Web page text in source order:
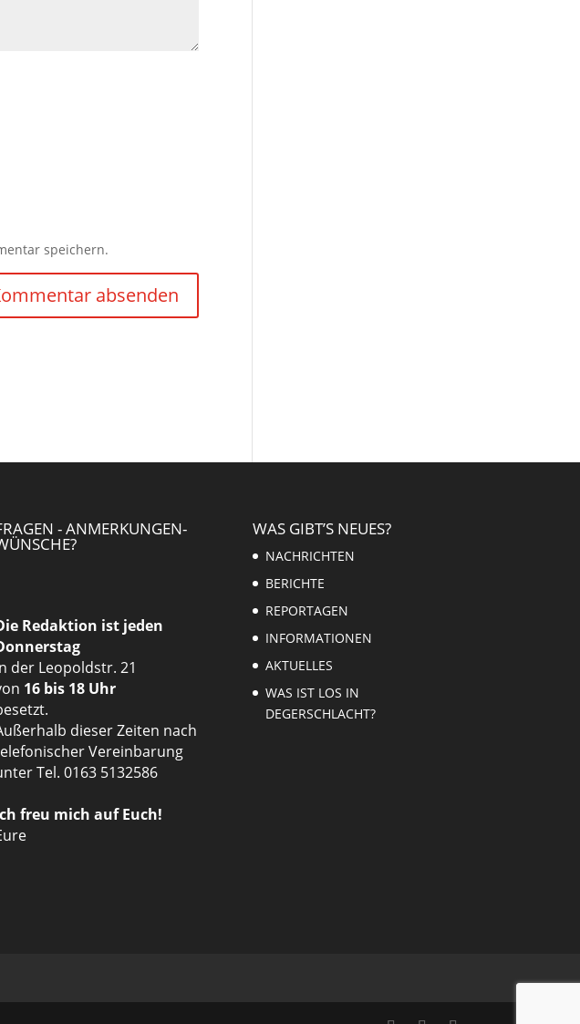
speichern.
- ANMERKUNGEN-
Redaktion ist jeden
der Leopoldstr. 21
16 bis 18 Uhr
dieser Zeiten nach
Vereinbarung
Tel. 0163 5132586
freu mich auf Euch!
WAS GIBT’S NEUES?
NACHRICHTEN
BERICHTE
REPORTAGEN
INFORMATIONEN
AKTUELLES
WAS IST LOS IN
DEGERSCHLACHT?